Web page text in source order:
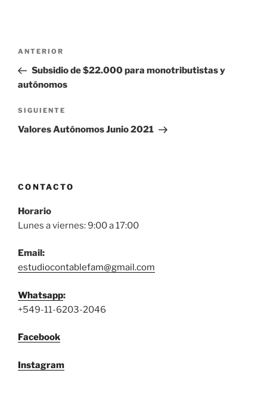
Navegación
entradas
Entrada
anterior
ANTERIOR
Subsidio de $22.000 para monotributistas y
autónomos
Siguiente
entrada
SIGUIENTE
Valores Autónomos Junio 2021
CONTACTO
Horario
Lunes a viernes: 9:00 a 17:00
Email:
estudiocontablefam@gmail.com
Whatsapp:
+549-11-6203-2046
Facebook
Instagram